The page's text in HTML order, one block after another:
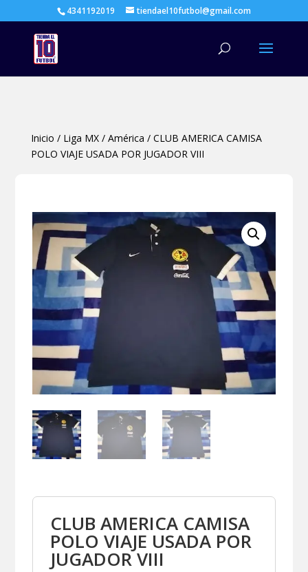
4341192019 tiendael10futbol@gmail.com
Inicio / Liga MX/ América / CLUB AMERICA CAMISA
POLO VIAJE USADA POR JUGADOR VIII
CLUB AMERICA CAMISA
POLO VIAJE USADA POR
JUGADOR VIII